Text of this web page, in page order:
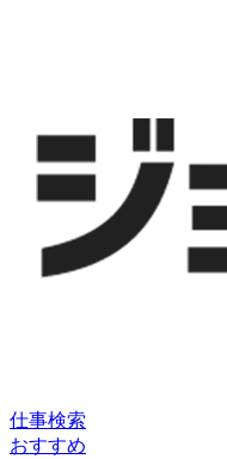
仕事検索
おすすめ